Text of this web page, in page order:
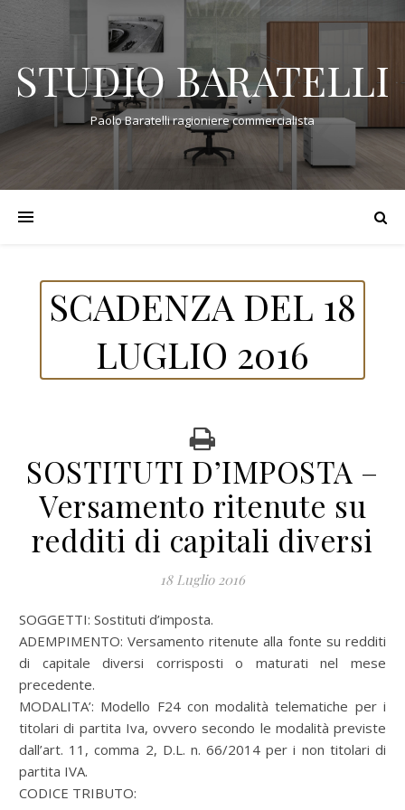
STUDIO BARATELLI
Paolo Baratelli ragioniere commercialista
SCADENZA DEL 18
LUGLIO 2016
SOSTITUTI D’IMPOSTA –
Versamento ritenute su
redditi di capitali diversi
18 Luglio 2016
SOGGETTI: Sostituti d’imposta.
ADEMPIMENTO: Versamento ritenute alla fonte su redditi
di capitale diversi corrisposti o maturati nel mese
precedente.
MODALITA’: Modello F24 con modalità telematiche per i
titolari di partita Iva, ovvero secondo le modalità previste
dall’art. 11, comma 2, D.L. n. 66/2014 per i non titolari di
partita IVA.
CODICE TRIBUTO: